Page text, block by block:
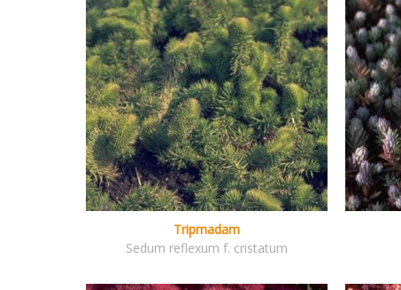
Tripmadam
Sedum reflexum f. cristatum